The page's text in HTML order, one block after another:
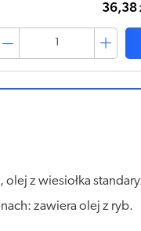
36,38
z wiesiołka
zawiera olej z ryb.